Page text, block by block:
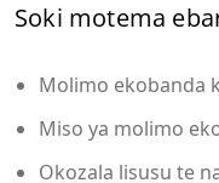
Soki motema
Molimo ekobanda
Miso ya molimo
Okozala lisusu te